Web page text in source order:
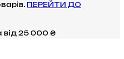
ПЕРЕЙТИ ДО
від 25 000 ₴